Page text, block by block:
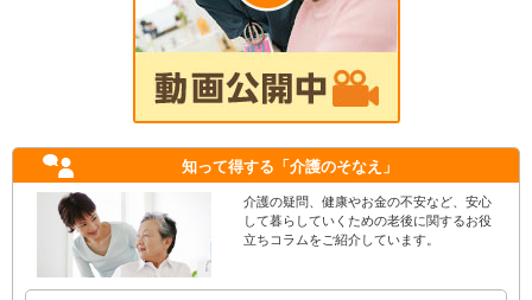
知って得する 「介護のそなえ」
介護の疑問、健康やお金の不安など、安心
して暮らしていくための老後に関するお役
立ちコラムをご紹介しています。